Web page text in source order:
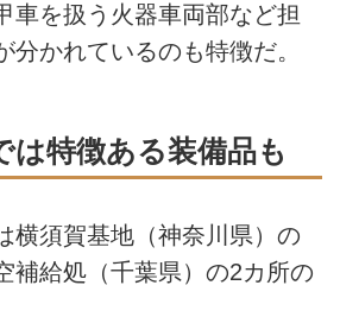
車を扱う火器車両部など担
分かれているのも特徴だ。
は特徴ある装備品も
須賀基地（神奈川県）の
補給処（千葉県）の2カ所の